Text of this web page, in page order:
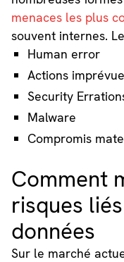
menaces les plus
souvent internes.
Human error
Actions
Security
Malware
Compromis
Comment
risques
données
Sur le marché